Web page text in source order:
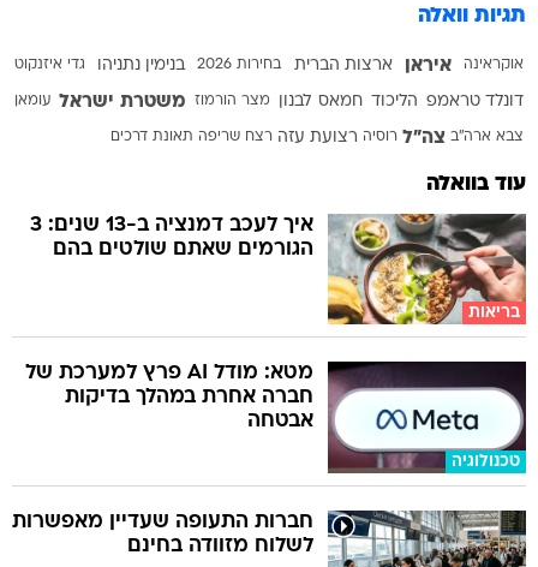
תגיות וואלה
אוקראינה איראן ארצות הברית בחירות 2026 בנימין נתניהו גדי איזנקוט
דונלד טראמפ הליכוד חמאס לבנון מצר הורמוז משטרת ישראל עומאן
צבא ארה"ב צה"ל רוסיה רצועת עזה רצח שריפה תאונת דרכים
עוד בוואלה
בריאות
איך לעכב דמנציה ב-13 שנים: 3
הגורמים שאתם שולטים בהם
טכנולוגיה
מטא: מודל AI פרץ למערכת של
חברה אחרת במהלך בדיקות
אבטחה
חברות התעופה שעדיין מאפשרות
לשלוח מזוודה בחינם